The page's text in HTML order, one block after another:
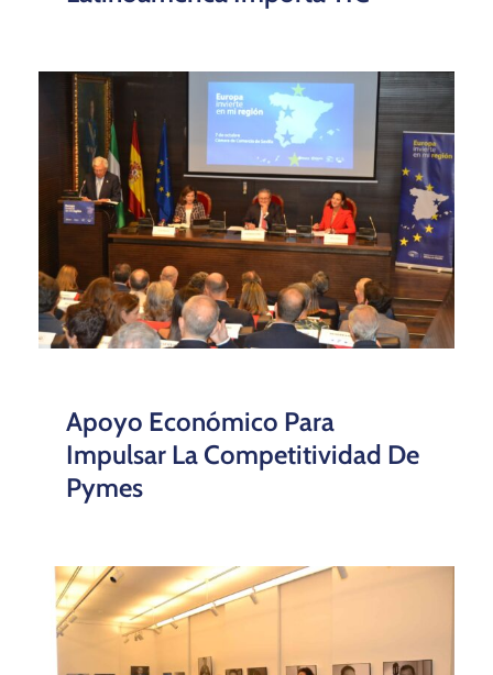
Apoyo Económico Para
Impulsar La Competitividad De
Pymes